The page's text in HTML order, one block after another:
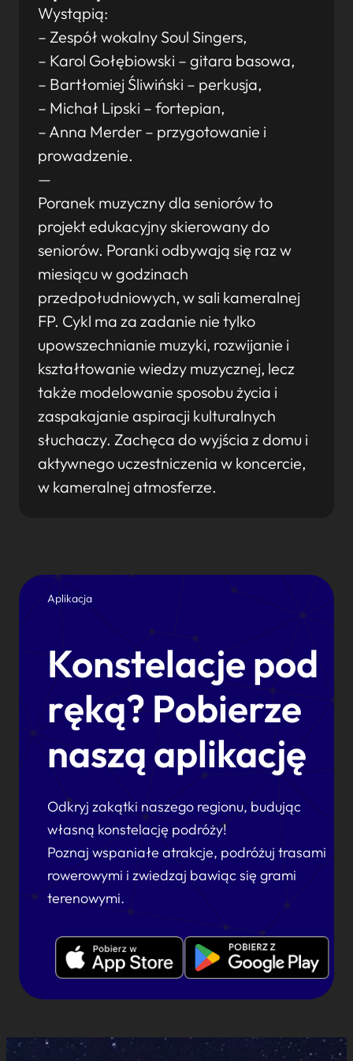
Wystąpią:
– Zespół wokalny Soul Singers,
– Karol Gołębiowski – gitara basowa,
– Bartłomiej Śliwiński – perkusja,
– Michał Lipski – fortepian,
– Anna Merder – przygotowanie i
prowadzenie.
—
Poranek muzyczny dla seniorów to
projekt edukacyjny skierowany do
seniorów. Poranki odbywają się raz w
miesiącu w godzinach
przedpołudniowych, w sali kameralnej
FP. Cykl ma za zadanie nie tylko
upowszechnianie muzyki, rozwijanie i
kształtowanie wiedzy muzycznej, lecz
także modelowanie sposobu życia i
zaspakajanie aspiracji kulturalnych
słuchaczy. Zachęca do wyjścia z domu i
aktywnego uczestniczenia w koncercie,
w kameralnej atmosferze.
Aplikacja
Konstelacje pod
ręką? Pobierze
naszą aplikację
Odkryj zakątki naszego regionu, budując
własną konstelację podróży!
Poznaj wspaniałe atrakcje, podróżuj trasami
rowerowymi i zwiedzaj bawiąc się grami
terenowymi.